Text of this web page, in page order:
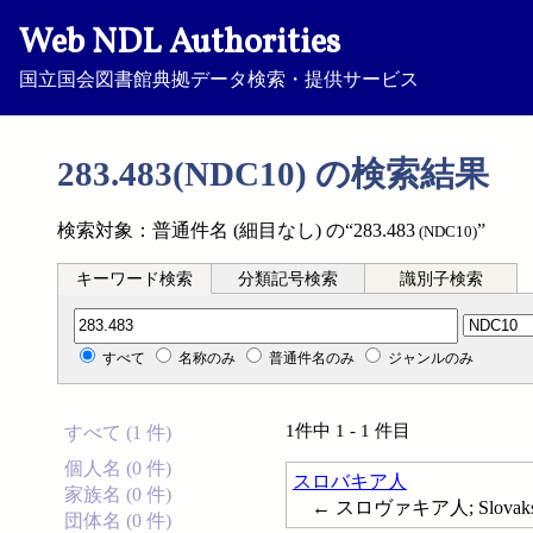
Web NDL Authorities
国立国会図書館典拠データ検索・提供サービス
283.483(NDC10) の検索結果
検索対象：普通件名 (細目なし) の“283.483 (NDC10)”
キーワード検索 分類記号検索 識別子検索
分類記号検索
すべて 名称のみ 普通件名のみ ジャンルのみ
すべて (1 件)
個人名 (0 件)
家族名 (0 件)
団体名 (0 件)
1件中 1 - 1 件目
スロバキア人
← スロヴァキア人;